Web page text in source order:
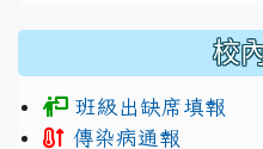
校
班級出缺席填報
傳染病通報